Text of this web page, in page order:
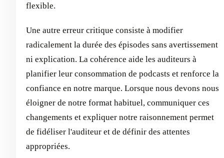
flexible.
Une autre erreur critique consiste à modifier
radicalement la durée des épisodes sans avertissement
ni explication. La cohérence aide les auditeurs à
planifier leur consommation de podcasts et renforce la
confiance en notre marque. Lorsque nous devons nous
éloigner de notre format habituel, communiquer ces
changements et expliquer notre raisonnement permet
de fidéliser l'auditeur et de définir des attentes
appropriées.